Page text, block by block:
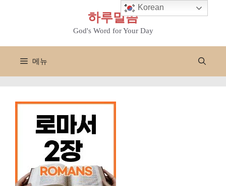
하루말씀
God's Word for Your Day
메뉴
Korean